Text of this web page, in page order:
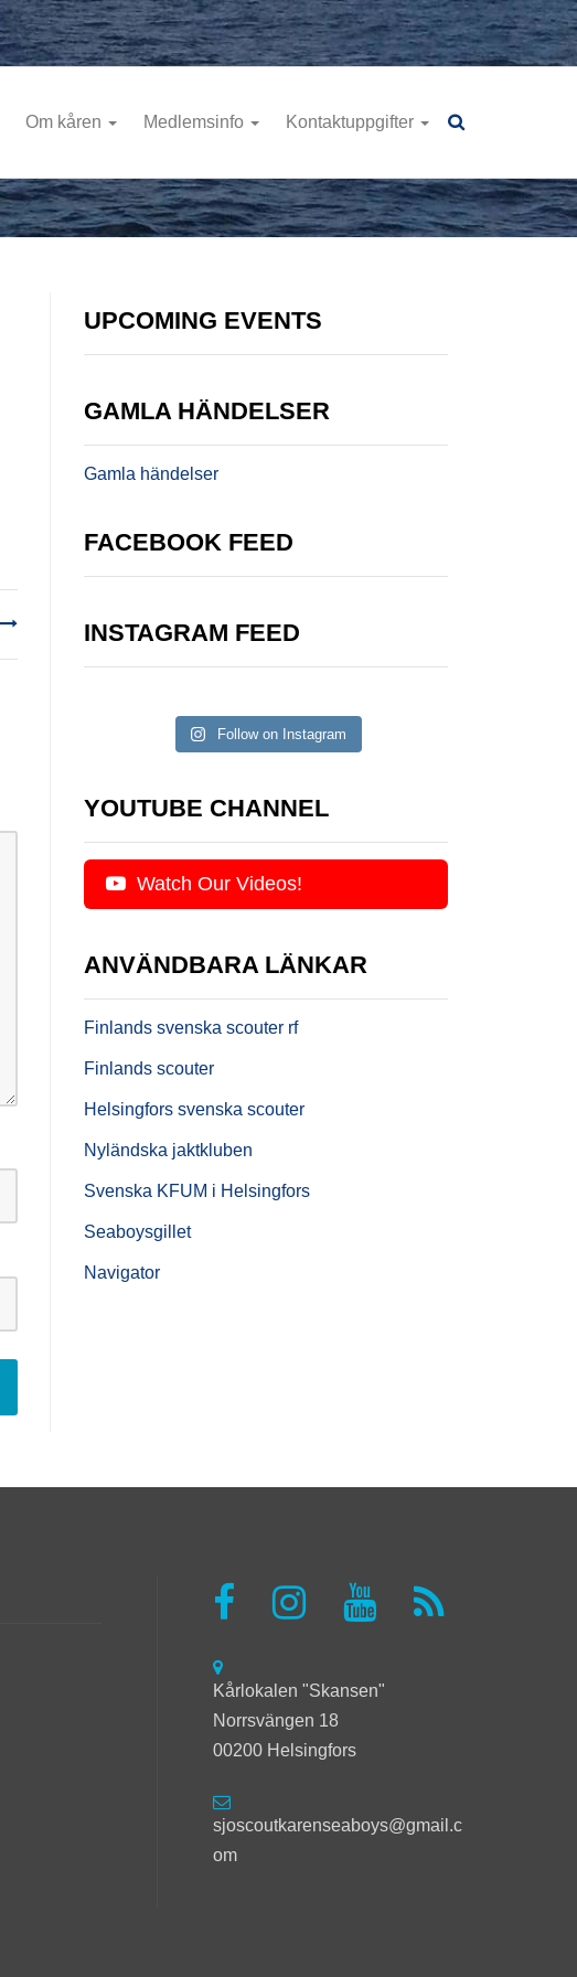
Om kåren Medlemsinfo Kontaktuppgifter
UPCOMING EVENTS
GAMLA HÄNDELSER
Gamla händelser
FACEBOOK FEED
INSTAGRAM FEED
Follow on Instagram
YOUTUBE CHANNEL
Watch Our Videos!
ANVÄNDBARA LÄNKAR
Finlands svenska scouter rf
Finlands scouter
Helsingfors svenska scouter
Nyländska jaktkluben
Svenska KFUM i Helsingfors
Seaboysgillet
Navigator
Kårlokalen "Skansen"
Norrsvängen 18
00200 Helsingfors
sjoscoutkarenseaboys@gmail.c
om